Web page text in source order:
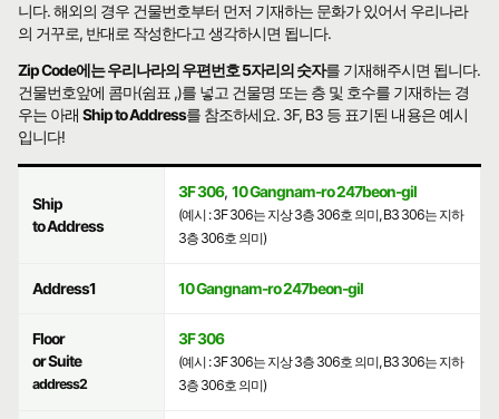
니다. 해외의 경우 건물번호부터 먼저 기재하는 문화가 있어서 우리나라
의 거꾸로, 반대로 작성한다고 생각하시면 됩니다.
Zip Code에는 우리나라의 우편번호 5자리의 숫자를 기재해주시면 됩니다.
건물번호앞에 콤마(쉼표 ,)를 넣고 건물명 또는 층 및 호수를 기재하는 경
우는 아래Ship to Address를 참조하세요. 3F, B3 등 표기된 내용은 예시
입니다!
Ship
to Address
3F 306, 10 Gangnam-ro 247beon-gil
(예시 : 3F 306는 지상 3층 306호 의미, B3 306는 지하
3층 306호 의미)
Address1 10 Gangnam-ro 247beon-gil
Floor
or Suite
address2
3F 306
(예시 : 3F 306는 지상 3층 306호 의미, B3 306는 지하
3층 306호 의미)